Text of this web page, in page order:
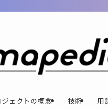
ジェクトの概念 技術 用